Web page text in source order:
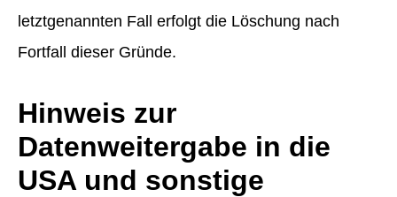
letztgenannten Fall erfolgt die Löschung nach
Fortfall dieser Gründe.
Hinweis zur
Datenweitergabe in die
USA und sonstige